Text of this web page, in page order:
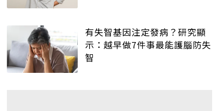
有失智基因注定發病？研究顯
示：越早做7件事最能護腦防失
智